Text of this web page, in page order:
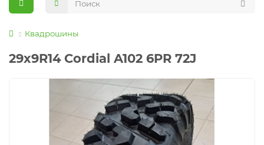
Квадрошины
29x9R14 Cordial A102 6PR 72J